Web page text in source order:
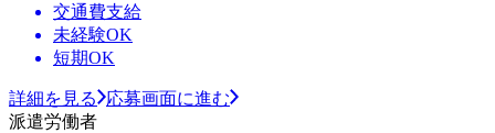
交通費支給
未経験OK
短期OK
詳細を見る
応募画面に進む
派遣労働者